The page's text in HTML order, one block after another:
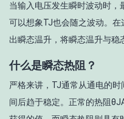
当输入电压发生瞬时波动时
可以想象TJ也会随之波动。在
出瞬态温升，将瞬态温升与稳
什么是瞬态热阻？
严格来讲，TJ通常从通电的时
间后趋于稳定。正常的热阻θ